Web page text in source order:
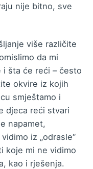
nije bitno, sve
više različite
da mi
i šta će reći – često
okvire iz kojih
smještamo i
djeca reći stvari
napamet,
iz „odrasle“
koje mi ne vidimo
kao i rješenja.